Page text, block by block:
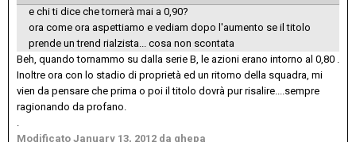
e chi ti dice che tornerà mai a 0,90?
ora come ora aspettiamo e vediam dopo l'aumento se il titolo
prende un trend rialzista... cosa non scontata
Beh, quando tornammo su dalla serie B, le azioni erano intorno al 0,80 .
Inoltre ora con lo stadio di proprietà ed un ritorno della squadra, mi
vien da pensare che prima o poi il titolo dovrà pur risalire....sempre
ragionando da profano.
.
Modificato January 13, 2012 da ghepa